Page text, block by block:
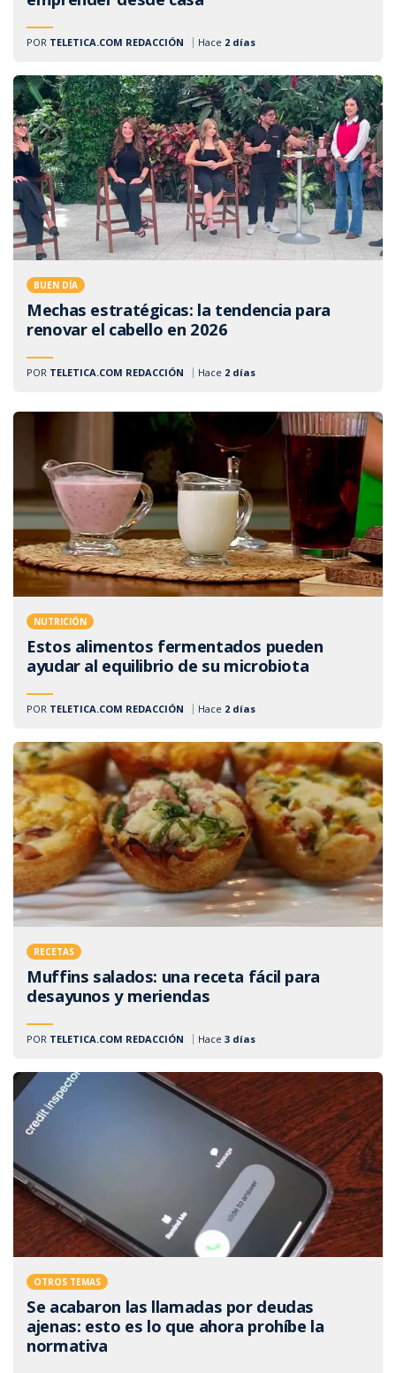
Hace 2 días
POR TELETICA.COM REDACCIÓN
BUEN DÍA
Mechas estratégicas: la tendencia para
renovar el cabello en 2026
Hace 2 días
POR TELETICA.COM REDACCIÓN
NUTRICIÓN
Estos alimentos fermentados pueden
ayudar al equilibrio de su microbiota
Hace 2 días
POR TELETICA.COM REDACCIÓN
RECETAS
Muffins salados: una receta fácil para
desayunos y meriendas
Hace 3 días
POR TELETICA.COM REDACCIÓN
OTROS TEMAS
Se acabaron las llamadas por deudas
ajenas: esto es lo que ahora prohíbe la
normativa